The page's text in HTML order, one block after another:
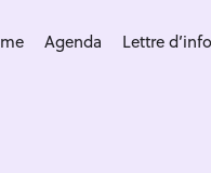
Agenda Lettre d’info